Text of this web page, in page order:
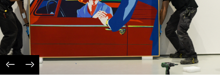
IMAGE PRÉCÉDENTEIMAGE SUIVANTE